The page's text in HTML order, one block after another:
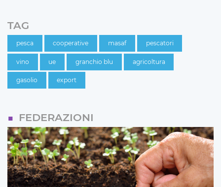
TAG
pesca cooperative masaf pescatori
vino ue granchio blu agricoltura
gasolio export
FEDERAZIONI